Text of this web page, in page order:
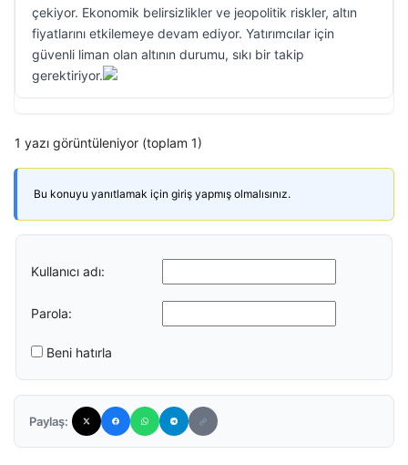
çekiyor. Ekonomik belirsizlikler ve jeopolitik riskler, altın
fiyatlarını etkilemeye devam ediyor. Yatırımcılar için
güvenli liman olan altının durumu, sıkı bir takip
gerektiriyor.
1 yazı görüntüleniyor (toplam 1)
Bu konuyu yanıtlamak için giriş yapmış olmalısınız.
Kullanıcı adı:
Parola:
Beni hatırla
Paylaş: